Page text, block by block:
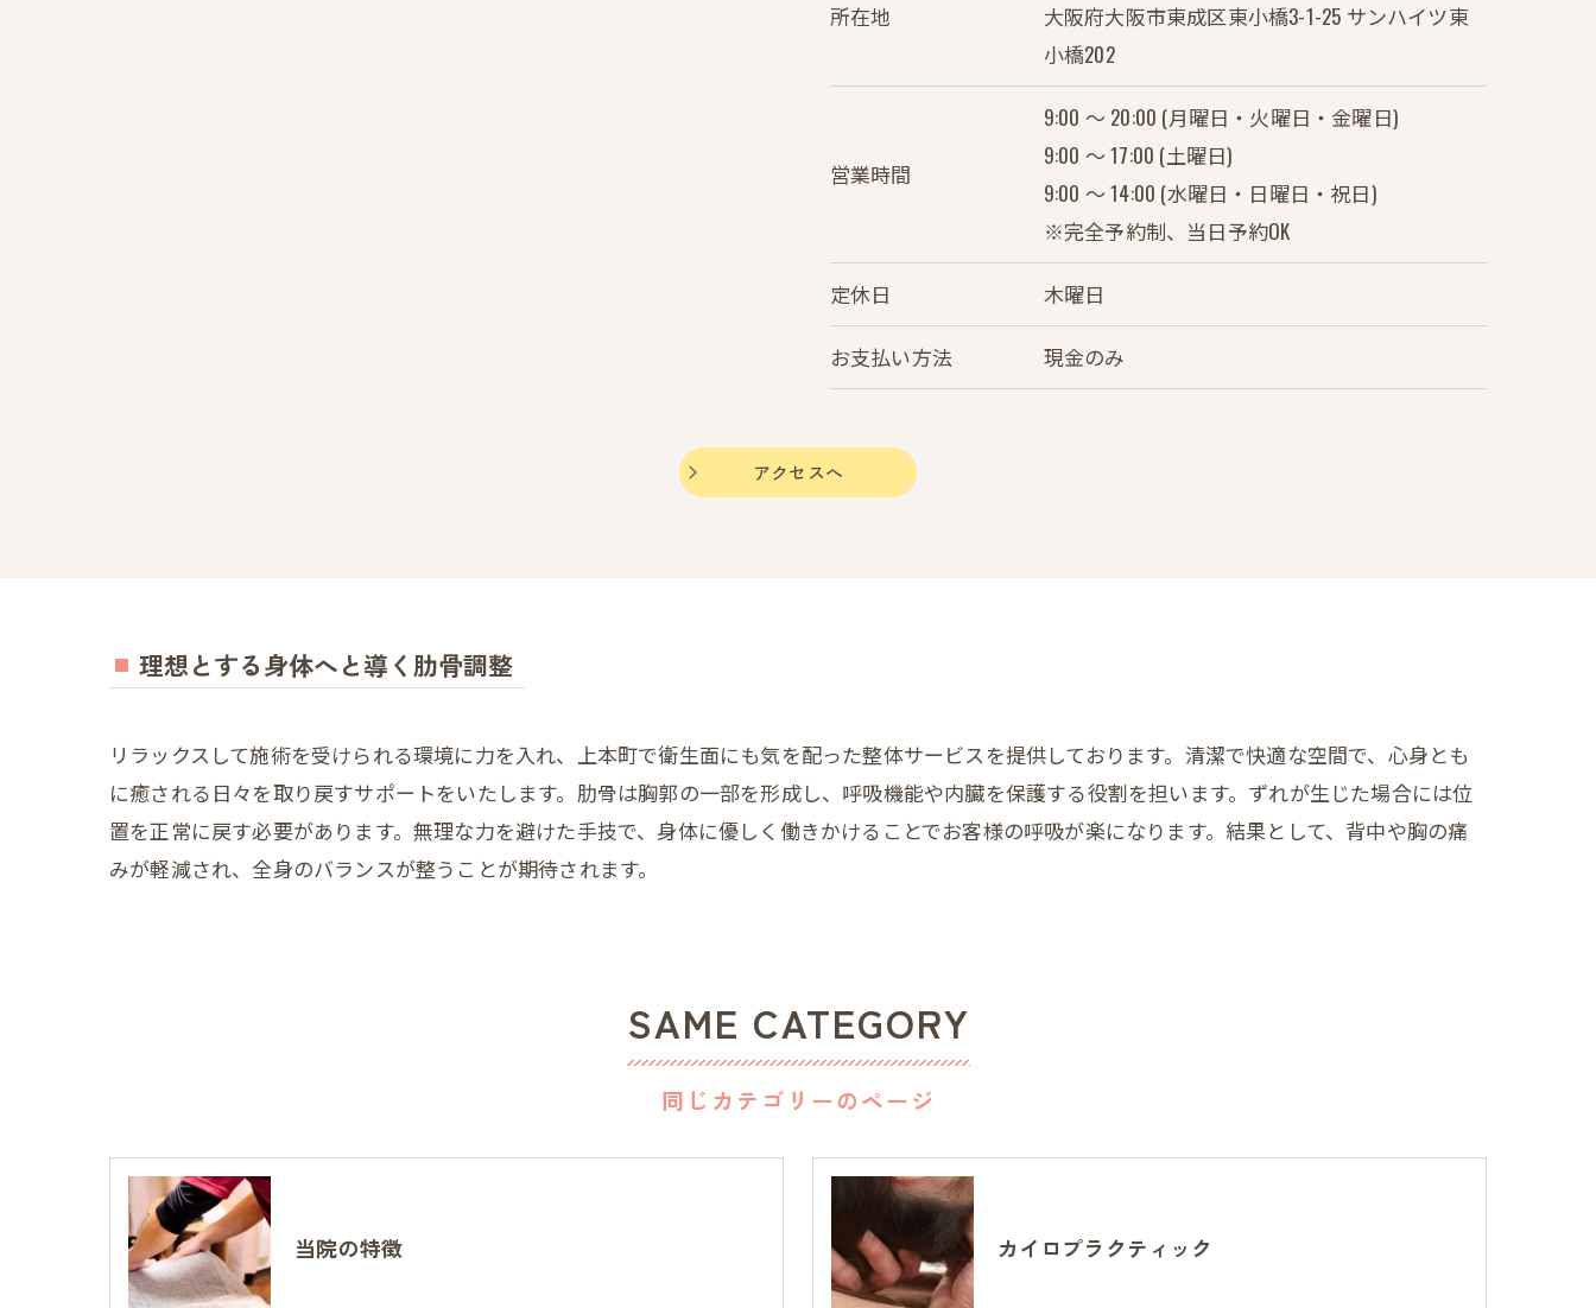
所在地
大阪府大阪市東成区東小橋3-1-25 サンハイツ東
小橋202
営業時間
9:00 ～ 20:00 (月曜日・火曜日・金曜日)
9:00 ～ 17:00 (土曜日)
9:00 ～ 14:00 (水曜日・日曜日・祝日)
※完全予約制、当日予約OK
定休日 木曜日
お支払い方法 現金のみ
アクセスへ
理想とする身体へと導く肋骨調整
リラックスして施術を受けられる環境に力を入れ、上本町で衛生面にも気を配った整体サービスを提供しております。清潔で快適な空間で、心身とも
に癒される日々を取り戻すサポートをいたします。肋骨は胸郭の一部を形成し、呼吸機能や内臓を保護する役割を担います。ずれが生じた場合には位
置を正常に戻す必要があります。無理な力を避けた手技で、身体に優しく働きかけることでお客様の呼吸が楽になります。結果として、背中や胸の痛
みが軽減され、全身のバランスが整うことが期待されます。
同じカテゴリーのページ
SAME CATEGORY
当院の特徴 カイロプラクティック